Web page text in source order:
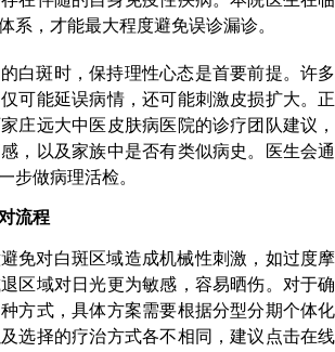
系，才能最大程度避免误诊漏诊。
白斑时，保持理性心态是首要前提。许
可能延误病情，还可能刺激皮损扩大。
庄远大中医皮肤病医院的诊疗团队建议
，以及家族中是否有类似病史。医生会
步做病理活检。
流程
免对白斑区域造成机械性刺激，如过度
区域对日光更为敏感，容易晒伤。对于
方式，具体方案需要根据分型分期个体
选择的疗治方式各不相同，建议点击在